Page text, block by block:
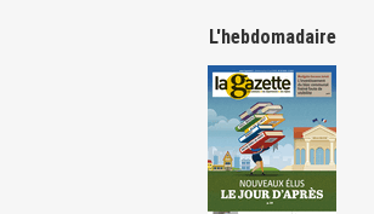
L'hebdomadaire